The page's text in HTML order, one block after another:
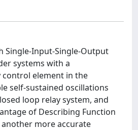
Single-Input-Single-Output
systems with a
element in the
self-sustained oscillations
loop relay system, and
of Describing Function
another more accurate